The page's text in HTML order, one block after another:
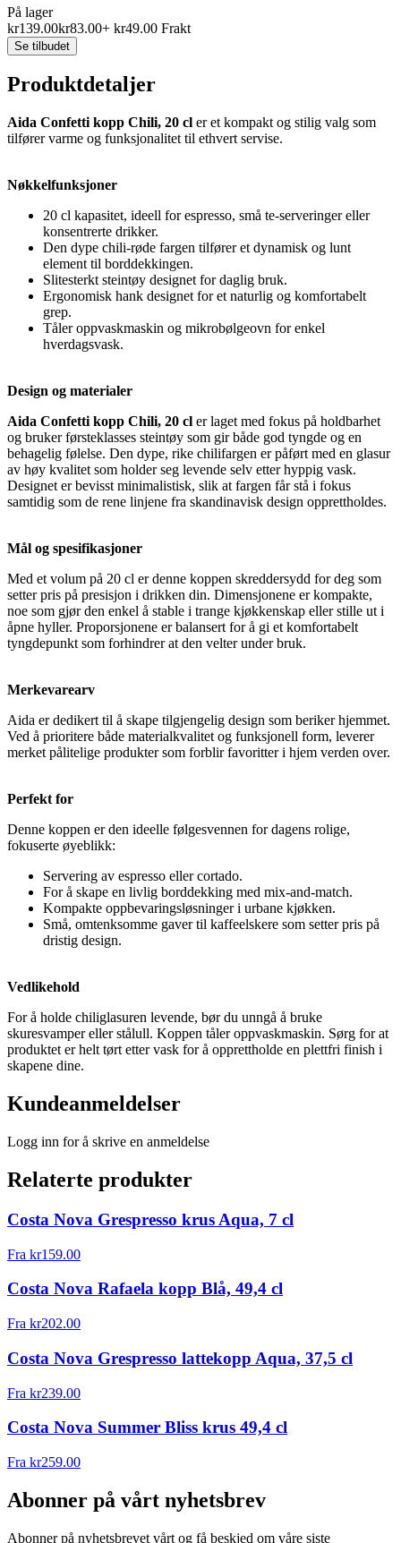
På lager
kr139.00kr83.00+ kr49.00 Frakt
Se tilbudet
Produktdetaljer
Aida Confetti kopp Chili, 20 cl er et kompakt og stilig valg som
tilfører varme og funksjonalitet til ethvert servise.
Nøkkelfunksjoner
20 cl kapasitet, ideell for espresso, små te-serveringer eller
konsentrerte drikker.
Den dype chili-røde fargen tilfører et dynamisk og lunt
element til borddekkingen.
Slitesterkt steintøy designet for daglig bruk.
Ergonomisk hank designet for et naturlig og komfortabelt
grep.
Tåler oppvaskmaskin og mikrobølgeovn for enkel
hverdagsvask.
Design og materialer
Aida Confetti kopp Chili, 20 cl er laget med fokus på holdbarhet
og bruker førsteklasses steintøy som gir både god tyngde og en
behagelig følelse. Den dype, rike chilifargen er påført med en glasur
av høy kvalitet som holder seg levende selv etter hyppig vask.
Designet er bevisst minimalistisk, slik at fargen får stå i fokus
samtidig som de rene linjene fra skandinavisk design opprettholdes.
Mål og spesifikasjoner
Med et volum på 20 cl er denne koppen skreddersydd for deg som
setter pris på presisjon i drikken din. Dimensjonene er kompakte,
noe som gjør den enkel å stable i trange kjøkkenskap eller stille ut i
åpne hyller. Proporsjonene er balansert for å gi et komfortabelt
tyngdepunkt som forhindrer at den velter under bruk.
Merkevarearv
Aida er dedikert til å skape tilgjengelig design som beriker hjemmet.
Ved å prioritere både materialkvalitet og funksjonell form, leverer
merket pålitelige produkter som forblir favoritter i hjem verden over.
Perfekt for
Denne koppen er den ideelle følgesvennen for dagens rolige,
fokuserte øyeblikk:
Servering av espresso eller cortado.
For å skape en livlig borddekking med mix-and-match.
Kompakte oppbevaringsløsninger i urbane kjøkken.
Små, omtenksomme gaver til kaffeelskere som setter pris på
dristig design.
Vedlikehold
For å holde chiliglasuren levende, bør du unngå å bruke
skuresvamper eller stålull. Koppen tåler oppvaskmaskin. Sørg for at
produktet er helt tørt etter vask for å opprettholde en plettfri finish i
skapene dine.
Kundeanmeldelser
Logg inn for å skrive en anmeldelse
Relaterte produkter
Costa Nova Grespresso krus Aqua, 7 cl
Fra kr159.00
Costa Nova Rafaela kopp Blå, 49,4 cl
Fra kr202.00
Costa Nova Grespresso lattekopp Aqua, 37,5 cl
Fra kr239.00
Costa Nova Summer Bliss krus 49,4 cl
Fra kr259.00
Abonner på vårt nyhetsbrev
Abonner på nyhetsbrevet vårt og få beskjed om våre siste